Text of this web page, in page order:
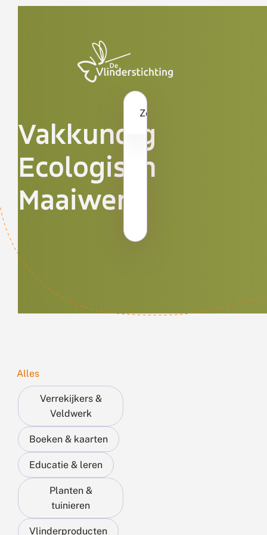
Vakkundig
Ecologisch
Maaiwerk
Zoeken...
Alles
Verrekijkers &
Veldwerk
Boeken & kaarten
Educatie & leren
Planten &
tuinieren
Vlinderproducten